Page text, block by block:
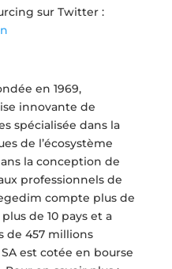
sur Twitter :
en 1969,
innovante de
spécialisée dans la
de l’écosystème
la conception de
professionnels de
compte plus de
de 10 pays et a
de 457 millions
est cotée en bourse